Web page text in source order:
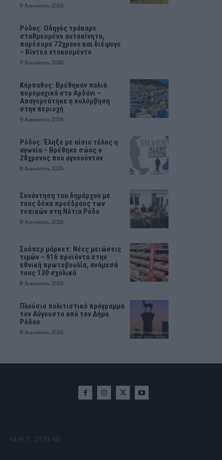
9 Αυγούστου, 2026
Ρόδος: Οδηγός τράκαρε
σταθμευμένο αυτοκίνητο,
παρέσυρε 72χρονο και διέφυγε
– Βίντεο ντοκουμέντο
9 Αυγούστου, 2026
Κάρπαθος: Βρέθηκαν παλιά
πυρομαχικά στο Αρδάνι –
Απαγορεύτηκε η κολύμβηση
στην περιοχή
9 Αυγούστου, 2026
Ρόδος: Έληξε με αίσιο τέλος η
αγωνία – Βρέθηκε σώος ο
28χρονος που αγνοούνταν
8 Αυγούστου, 2026
Συνάντηση του δημάρχου με
τους δέκα προέδρους των
τοπικών στη Νότια Ρόδο
8 Αυγούστου, 2026
Σούπερ μάρκετ: Νέες μειώσεις
τιμών – 916 προϊόντα στην
εθνική πρωτοβουλία, ανάμεσά
τους 130 σχολικά
8 Αυγούστου, 2026
Πλούσιο πολιτιστικό πρόγραμμα
τον Αύγουστο από τον Δήμο
Ρόδου
8 Αυγούστου, 2026
Μ.Η.Τ. 232148